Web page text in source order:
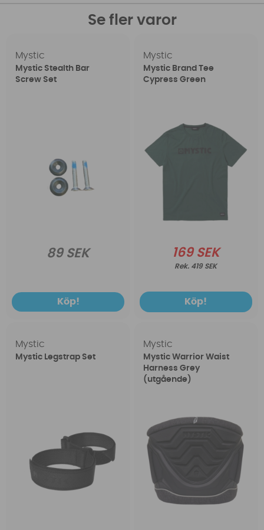
Se fler varor
Mystic
Mystic Stealth Bar
Screw Set
89 SEK
Köp!
Mystic
Mystic Brand Tee
Cypress Green
169 SEK
419 SEK
Köp!
Mystic
Mystic Legstrap Set
Mystic
Mystic Warrior Waist
Harness Grey
(utgående)